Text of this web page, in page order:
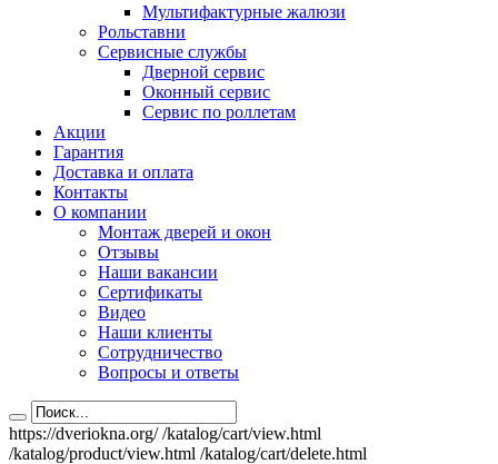
Мультифактурные жалюзи
Рольставни
Сервисные службы
Дверной сервис
Оконный сервис
Сервис по роллетам
Акции
Гарантия
Доставка и оплата
Контакты
О компании
Монтаж дверей и окон
Отзывы
Наши вакансии
Сертификаты
Видео
Наши клиенты
Сотрудничество
Вопросы и ответы
https://dveriokna.org/ /katalog/cart/view.html
/katalog/product/view.html /katalog/cart/delete.html